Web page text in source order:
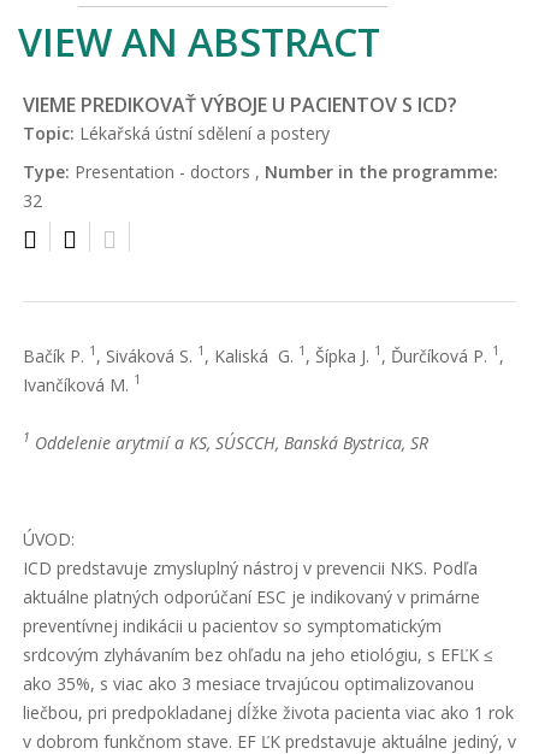
VIEW AN ABSTRACT
VIEME PREDIKOVAŤ VÝBOJE U PACIENTOV S ICD?
Topic: Lékařská ústní sdělení a postery
Type: Presentation - doctors , Number in the programme:
32
Bačík P. 1 , Siváková S. 1 , Kaliská G. 1 , Šípka J. 1 , Ďurčíková P. 1 ,
Ivančíková M. 1
1 Oddelenie arytmií a KS, SÚSCCH, Banská Bystrica, SR
ÚVOD:
ICD predstavuje zmysluplný nástroj v prevencii NKS. Podľa
aktuálne platných odporúčaní ESC je indikovaný v primárne
preventívnej indikácii u pacientov so symptomatickým
srdcovým zlyhávaním bez ohľadu na jeho etiológiu, s EFĽK ≤
ako 35%, s viac ako 3 mesiace trvajúcou optimalizovanou
liečbou, pri predpokladanej dĺžke života pacienta viac ako 1 rok
v dobrom funkčnom stave. EF ĽK predstavuje aktuálne jediný, v